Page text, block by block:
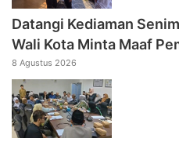
Datangi Kediaman
Wali Kota Minta Maaf
8 Agustus 2026